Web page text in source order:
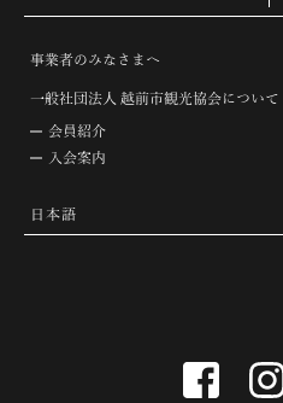
事業者のみなさまへ
一般社団法人 越前市観光協会について
会員紹介
入会案内
facebook